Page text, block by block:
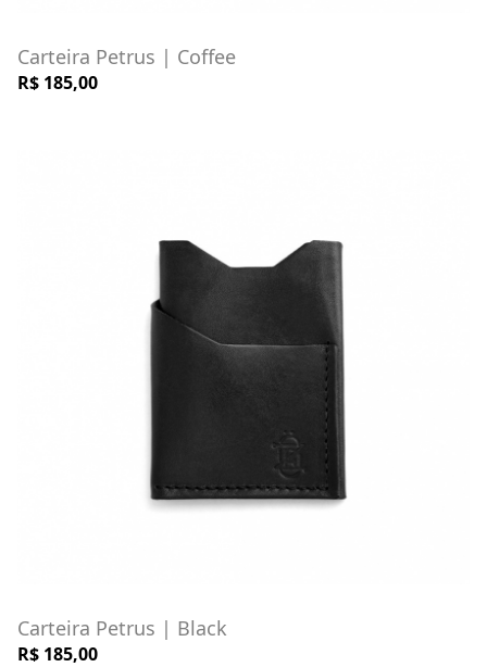
Carteira Petrus | Coffee
R$ 185,00
Carteira Petrus | Black
R$ 185,00